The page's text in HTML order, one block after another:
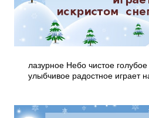
лазурное Небо чистое
улыбчивое радостное играет